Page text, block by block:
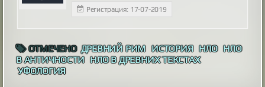
Регистрация: 17-07-2019
ОТМЕЧЕНО ДРЕВНИЙ РИМ ИСТОРИЯ НЛО НЛО
В АНТИЧНОСТИ НЛО В ДРЕВНИХ ТЕКСТАХ
УФОЛОГИЯ